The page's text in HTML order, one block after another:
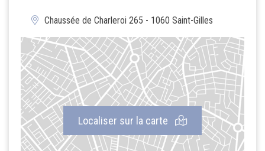
Chaussée de Charleroi 265 - 1060 Saint-Gilles
Localiser sur la carte